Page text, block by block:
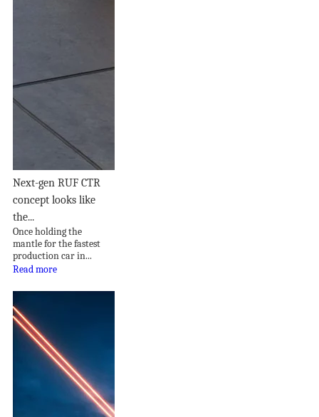
Next-gen RUF CTR
concept looks like
the...
Once holding the
mantle for the fastest
production car in...
Read more